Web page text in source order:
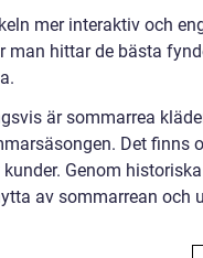
mer interaktiv och
man hittar de bästa
är sommarrea
Det finns
Genom
av sommarrean och